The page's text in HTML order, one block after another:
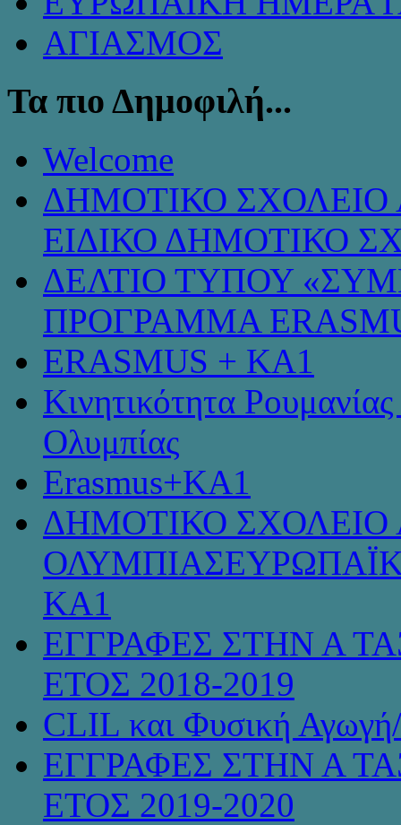
ΑΓΙΑΣΜΟΣ
Τα πιο Δημοφιλή...
Welcome
ΔΗΜΟΤΙΚΟ ΣΧΟΛΕΙΟ
ΕΙΔΙΚΟ ΔΗΜΟΤΙΚΟ
ΔΕΛΤΙΟ ΤΥΠΟΥ
ΠΡΟΓΡΑΜΜΑ
ERASMUS + KA1
Κινητικότητα
Ολυμπίας
Erasmus+KA1
ΔΗΜΟΤΙΚΟ ΣΧΟΛΕΙΟ
KA1
ΕΓΓΡΑΦΕΣ ΣΤΗΝ Α
ΕΤΟΣ 2018-2019
CLIL και Φυσική
ΕΓΓΡΑΦΕΣ ΣΤΗΝ Α
ΕΤΟΣ 2019-2020